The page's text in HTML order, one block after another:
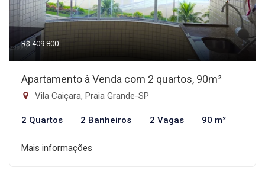
R$ 409.800
Apartamento à Venda com 2 quartos, 90m²
Vila Caiçara, Praia Grande-SP
2 Quartos 2 Banheiros 2 Vagas 90 m²
Mais informações